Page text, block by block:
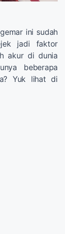
ini sudah
jadi faktor
akur di dunia
beberapa
Yuk lihat di